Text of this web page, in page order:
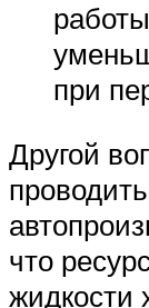
при
Другой
что
жидкости